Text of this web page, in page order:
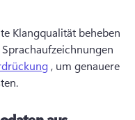
Klangqualität beheben
, um genauere